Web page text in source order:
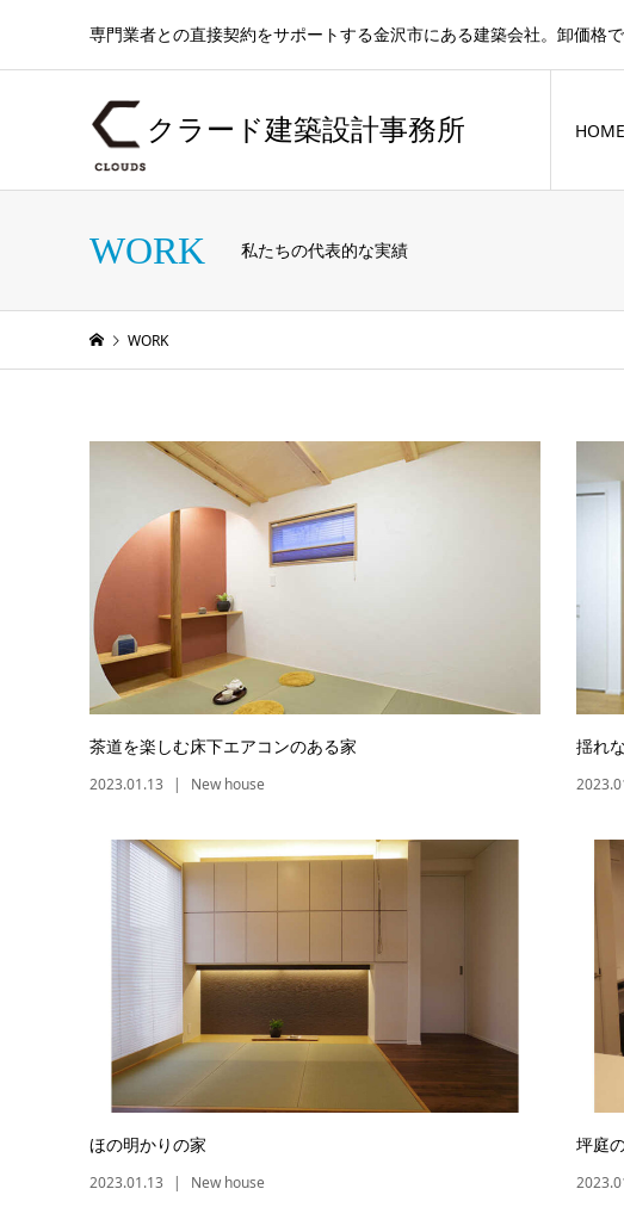
専門業者との直接契約をサポートする金沢市にある建築会社。卸価格
クラード建築設計事務所 HOME
WORK 私たちの代表的な実績
WORK
茶道を楽しむ床下エアコンのある家
2023.01.13 New house
揺れ
ほの明かりの家
2023.01.13 New house
坪庭